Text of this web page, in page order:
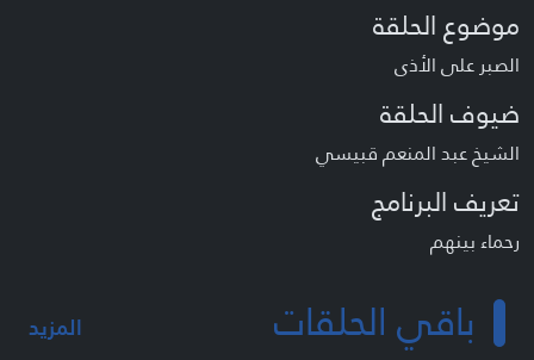
موضوع الحلقة
الصبر على الأذى
ضيوف الحلقة
الشيخ عبد المنعم قبيسي
تعريف البرنامج
رحماء بينهم
باقي الحلقات المزيد